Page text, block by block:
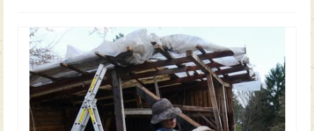
Teeherstellung
Blog
Kontakt und Anfahrt
Teegartenführungen Neue Termine 2026